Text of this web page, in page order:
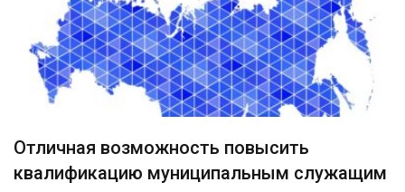
Отличная возможность повысить
квалификацию муниципальным служащим